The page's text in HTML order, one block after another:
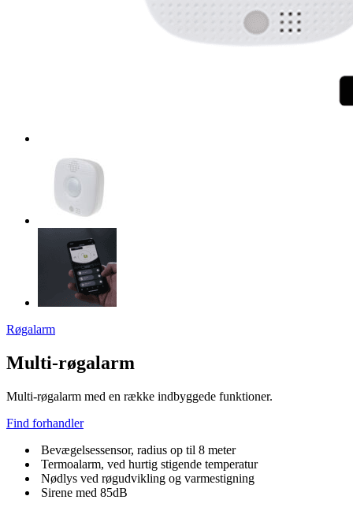
Røgalarm
Multi-røgalarm
Multi-røgalarm med en række indbyggede funktioner.
Find forhandler
Bevægelsessensor, radius op til 8 meter
Termoalarm, ved hurtig stigende temperatur
Nødlys ved røgudvikling og varmestigning
Sirene med 85dB